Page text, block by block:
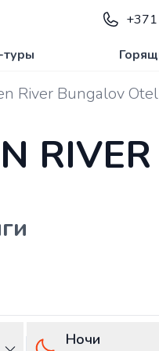
туры
River Bungalov
Ночи